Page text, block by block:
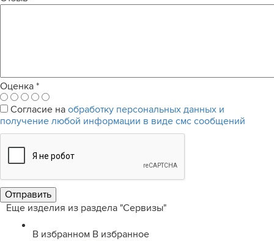
Оценка *
Согласие на обработку персональных данных и
получение любой информации в виде смс сообщений
Еще изделия из раздела "Сервизы"
В избранном В избранное